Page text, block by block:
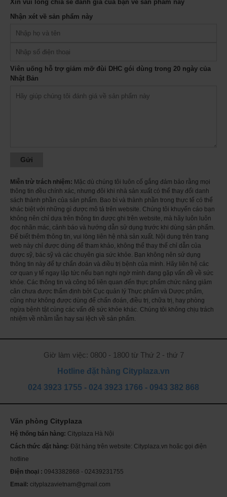
Thành phần trong 2 viên uống Viên uống hỗ trợ giảm mỡ đùi DHC gói
n] Dầu ô liu (sản xuất tại Tây Ban Nha), bột chiết xuất melilot, bột chiết xuất
trà java, bột chiết xuất bạch quả, chiết xuất ớt cay/gelatin, glycerin, sáp ong,
este axit béo glycerin
[Hàm lượng] 27,3g [Trọng lượng 1 viên 455mg (1 viên hàm lượng 300mg)
x 60 viên]
[Thông tin dinh dưỡng [mỗi 2 hạt 910mg]] Calo 5,3kcal, Protein 0,27g, Lipid
ngày của Nhật Bản
chuyển hóa giúp ngăn chặn sự tích tụ mỡ thừa đặc biệt là vùng đùi, chân,
mông.
- Tăng cường phân hủy đốt cháy mỡ thừa, giúp cho vùng đùi, chân thon
gọn, săn chắc.
- Bên cạnh đó, Viên uống thon gọn đùi DHC còn giúp làm sáng da vùng
mông, làm mềm da ở những vùng bị chai sạn, sần sùi.
Hướng dẫn sử dụng
Ngày uống 2 lần, mỗi lần uống 1 viên sau ăn. Nên uống sau bữa ăn
khoảng 30 phút.
Nên kết hợp vận động nhẹ và chế độ ăn uống hợp lý để đạt hiệu quả tốt
nhất
Lưu ý:
- Sản phẩm này không phải là thuốc và không có tác dụng thay thế thuốc
chữa bệnh. Hiệu quả sử dụng sản phẩm phụ thuộc vào cơ địa của từng
- Để sản phẩm tránh xa tầm tay trẻ em.
Xin vui lòng chia sẻ đánh giá của bạn về sản phẩm này
Nhận xét về sản phẩm này
Viên uống hỗ trợ giảm mỡ đùi DHC gói dùng trong 20 ngày của
Nhật Bản
Miễn trừ trách nhiệm: Mặc dù chúng tôi luôn cố gắng đảm bảo rằng mọi
thông tin đều chính xác, nhưng đôi khi nhà sản xuất có thể thay đổi danh
sách thành phần của sản phẩm. Bao bì và thành phần trong thực tế có thể
khác biệt với những gì được mô tả trên website. Chúng tôi khuyến cáo bạn
không nên chỉ dựa trên thông tin được ghi trên website, mà hãy luôn luôn
đọc nhãn mác, cảnh báo và hướng dẫn sử dụng trước khi dùng sản phẩm.
Để biết thêm thông tin, vui lòng liên hệ nhà sản xuất. Nội dung trên trang
web này chỉ được dùng để tham khảo, không thể thay thế chỉ dẫn của
dược sỹ, bác sỹ và các chuyên gia sức khỏe. Bạn không nên sử dụng
thông tin này để tự chẩn đoán và điều trị bệnh của mình. Hãy liên hệ các
cơ quan y tế ngay lập tức nếu bạn nghi ngờ mình đang gặp vấn đề về sức
khỏe. Các thông tin và công bố liên quan đến thực phẩm chức năng giảm
cân chưa được thẩm định bởi Cục quản lý Thực phẩm và Dược phẩm,
cũng như không được dùng để chẩn đoán, điều trị, chữa trị, hay phòng
ngừa bệnh tật cùng các vấn đề sức khỏe khác. Chúng tôi không chịu trách
nhiệm về nhầm lẫn hay sai lệch về sản phẩm.
Giờ làm việc: 0800 - 1800 từ Thứ 2 - thứ 7
Hotline đặt hàng Cityplaza.vn
024 3923 1755 - 024 3923 1766 - 0943 382 868
Văn phòng Cityplaza
Hệ thống bán hàng: Cityplaza Hà Nội
Cách thức đặt hàng: Đặt hàng trên website: Cityplaza.vn hoăc gọi điện
hotline
Điện thoại : 0943382868 - 02439231755
Email: cityplazavietnam@gmail.com